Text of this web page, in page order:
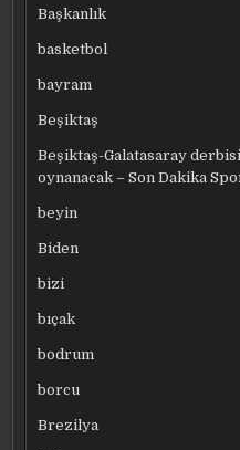
Başkanlık
basketbol
bayram
Beşiktaş
Beşiktaş-Galatasaray derbisi
oynanacak – Son Dakika
beyin
Biden
bizi
bıçak
bodrum
borcu
Brezilya